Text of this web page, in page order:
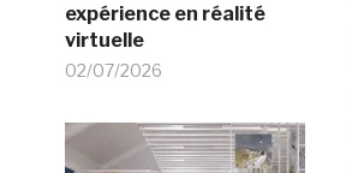
expérience en réalité
virtuelle
02/07/2026